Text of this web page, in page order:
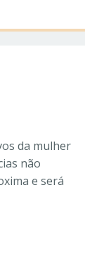
da mulher
não
e será